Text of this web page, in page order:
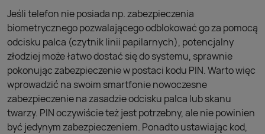
Jeśli telefon nie posiada np. zabezpieczenia
biometrycznego pozwalającego odblokować go za pomocą
odcisku palca (czytnik linii papilarnych), potencjalny
złodziej może łatwo dostać się do systemu, sprawnie
pokonując zabezpieczenie w postaci kodu PIN. Warto więc
wprowadzić na swoim smartfonie nowoczesne
zabezpieczenie na zasadzie odcisku palca lub skanu
twarzy. PIN oczywiście też jest potrzebny, ale nie powinien
być jedynym zabezpieczeniem. Ponadto ustawiając kod,